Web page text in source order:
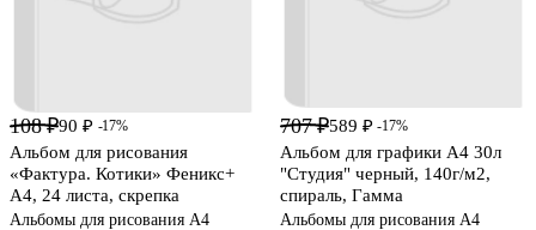
108 ₽90 ₽ -17%
Альбом для рисования
«Фактура. Котики» Феникс+
А4, 24 листа, скрепка
Альбомы для рисования А4
707 ₽589 ₽ -17%
Альбом для графики А4 30л
"Студия" черный, 140г/м2,
спираль, Гамма
Альбомы для рисования А4